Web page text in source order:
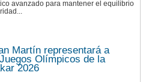
avanzado para mantener el equilibrio
Martín representará a
Olímpicos de la
2026